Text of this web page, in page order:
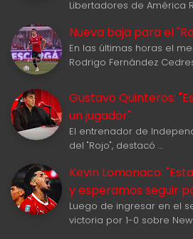
Libertadores de América
Nueva baja para el
En las últimas horas el
Rodrigo Fernández
Gustavo Quinteros:
un jugador"
El entrenador de
del "Rojo", destacó …
Kevin Lomonaco:
y esperamos seguir
Luego de ingresar en el
victoria por 1-0 sobre